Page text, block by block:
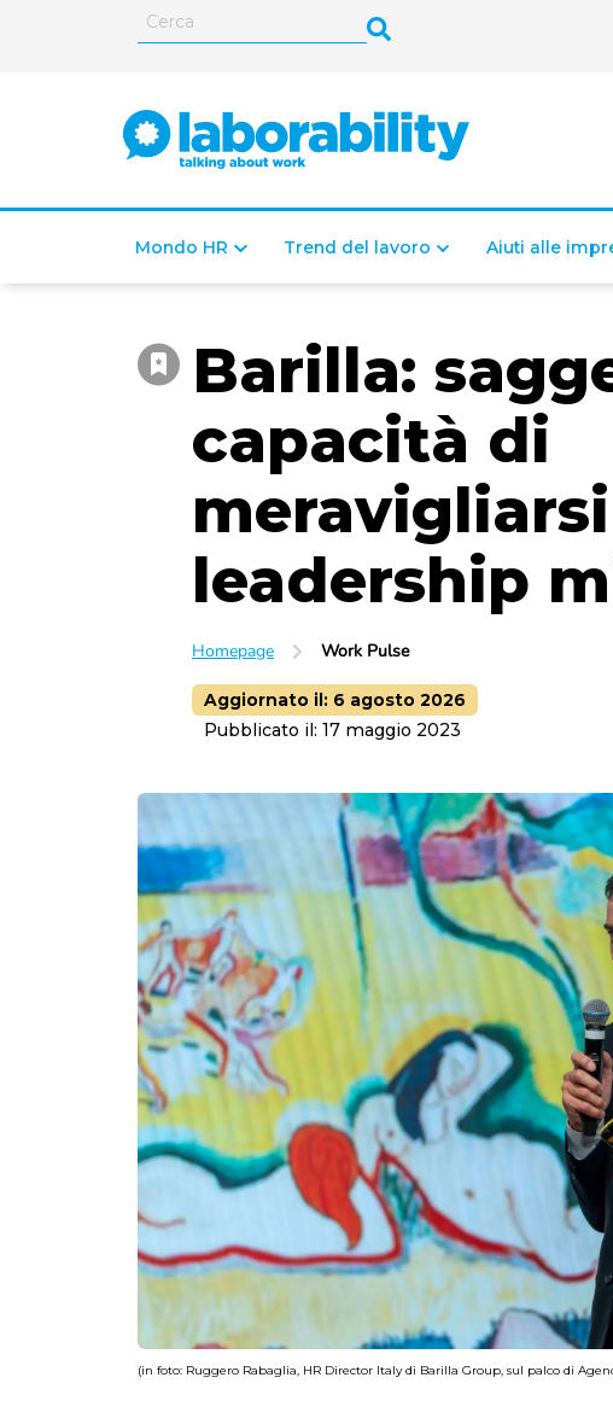
Mondo HR Trend del lavoro Aiuti alle
Barilla:
capacità di
leadership
Homepage Work Pulse
Aggiornato il: 6 agosto 2026
Pubblicato il: 17 maggio 2023
(in foto: Ruggero Rabaglia, HR Director Italy di Barilla Group, sul palco di